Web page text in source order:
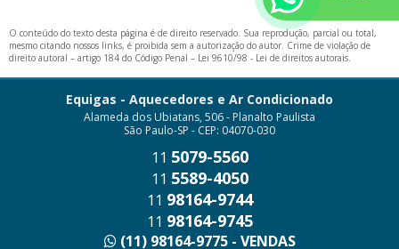
O conteúdo do texto desta página é de direito reservado. Sua reprodução, parcial ou total,
mesmo citando nossos links, é proibida sem a autorização do autor. Crime de violação de
direito autoral – artigo 184 do Código Penal – Lei 9610/98 - Lei de direitos autorais.
Equigas - Aquecedores e Ar Condicionado
Alameda dos Ubiatans, 506 - Planalto Paulista
São Paulo-SP - CEP: 04070-030
11 5079-5560
11 5589-4050
11 98164-9744
11 98164-9745
(11) 98164-9775 - VENDAS